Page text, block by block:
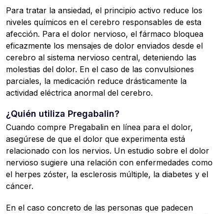
Para tratar la ansiedad, el principio activo reduce los
niveles químicos en el cerebro responsables de esta
afección. Para el dolor nervioso, el fármaco bloquea
eficazmente los mensajes de dolor enviados desde el
cerebro al sistema nervioso central, deteniendo las
molestias del dolor. En el caso de las convulsiones
parciales, la medicación reduce drásticamente la
actividad eléctrica anormal del cerebro.
¿Quién utiliza Pregabalin?
Cuando compre Pregabalin en línea para el dolor,
asegúrese de que el dolor que experimenta está
relacionado con los nervios. Un estudio sobre el dolor
nervioso sugiere una relación con enfermedades como
el herpes zóster, la esclerosis múltiple, la diabetes y el
cáncer.
En el caso concreto de las personas que padecen